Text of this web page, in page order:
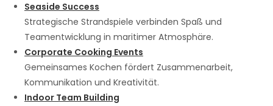
Seaside Success
Strategische Strandspiele verbinden Spaß und
Teamentwicklung in maritimer Atmosphäre.
Corporate Cooking Events
Gemeinsames Kochen fördert Zusammenarbeit,
Kommunikation und Kreativität.
Indoor Team Building